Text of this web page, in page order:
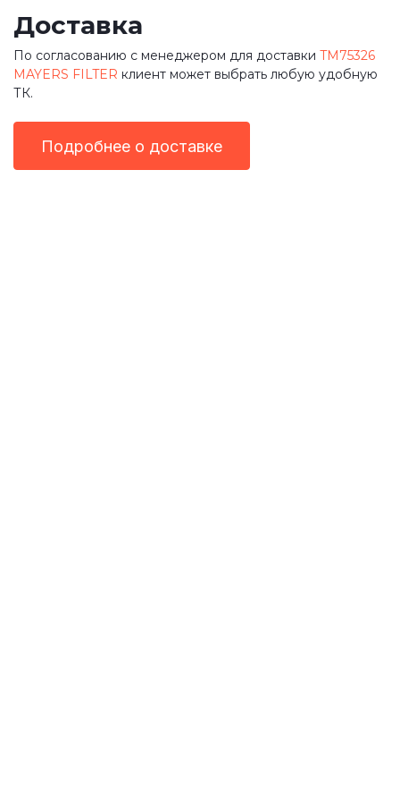
Доставка
По согласованию с менеджером для доставки TM75326
MAYERS FILTER клиент может выбрать любую удобную
ТК.
Подробнее о доставке